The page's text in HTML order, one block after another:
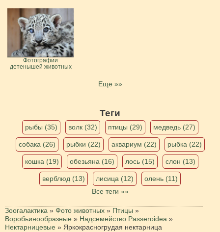
Фотографии
детенышей животных
Еще »»
Теги
рыбы (35) волк (32) птицы (29) медведь (27)
собака (26) рыбки (22) аквариум (22) рыбка (22)
кошка (19) обезьяна (16) лось (15) слон (13)
верблюд (13) лисица (12)
олень (11)
Все теги »»
Зоогалактика » Фото животных » Птицы »
Воробьинообразные » Надсемейство Passeroidea »
Нектарницевые » Яркокрасногрудая нектарница